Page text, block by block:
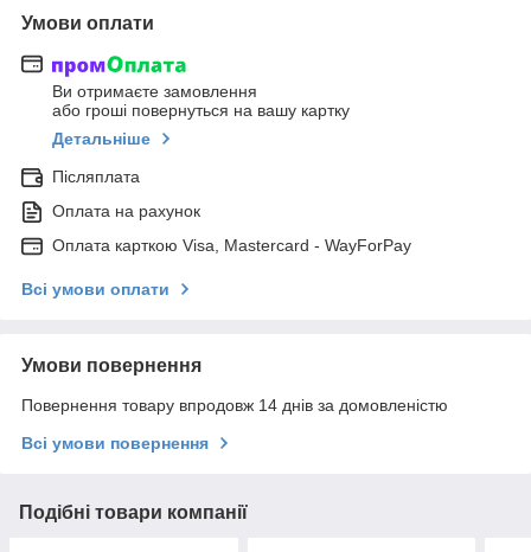
Умови оплати
Ви отримаєте замовлення
або гроші повернуться на вашу картку
Детальніше
Післяплата
Оплата на рахунок
Оплата карткою Visa, Mastercard - WayForPay
Всі умови оплати
Умови повернення
Повернення товару впродовж 14 днів за домовленістю
Всі умови повернення
Подібні товари компанії